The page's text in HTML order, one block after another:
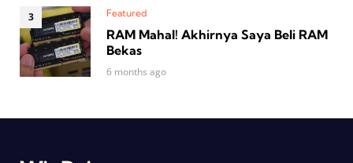
Featured
RAM Mahal! Akhirnya Saya Beli RAM
Bekas
6 months ago